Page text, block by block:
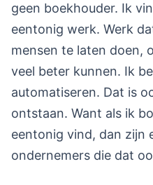
geen boekhouder. Ik
eentonig werk. Werk
mensen te laten doen,
veel beter kunnen. Ik
automatiseren. Dat is
ontstaan. Want als ik
eentonig vind, dan zijn
ondernemers die dat